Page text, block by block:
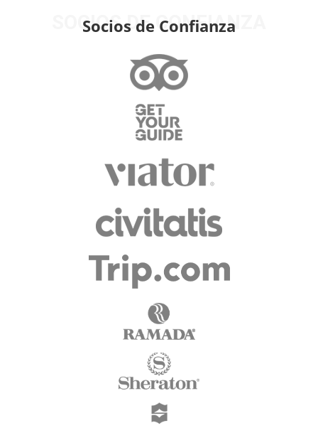
SOCIOS DE CONFIANZA
Socios de Confianza